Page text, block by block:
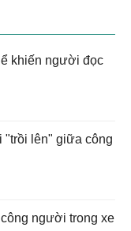
khiến người đọc
"trồi lên" giữa công
người trong xe